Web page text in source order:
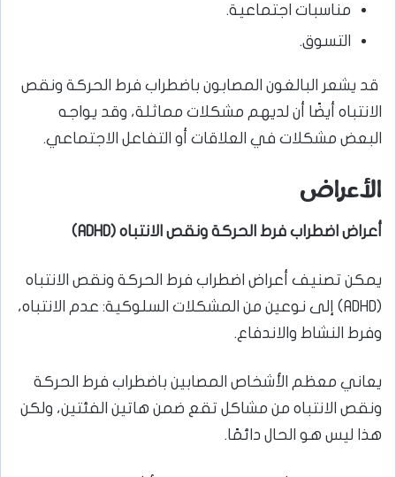
مناسبات اجتماعية.
التسوق.
قد يشعر البالغون المصابون باضطراب فرط الحركة ونقص
الانتباه أيضًا أن لديهم مشكلات مماثلة، وقد يواجه
البعض مشكلات في العلاقات أو التفاعل الاجتماعي.
الأعراض
أعراض اضطراب فرط الحركة ونقص الانتباه (ADHD
)
يمكن تصنيف أعراض اضطراب فرط الحركة ونقص الانتباه
(ADHD) إلى نوعين من المشكلات السلوكية: عدم الانتباه،
وفرط النشاط والاندفاع.
يعاني معظم الأشخاص المصابين باضطراب فرط الحركة
ونقص الانتباه من مشاكل تقع ضمن هاتين الفئتين، ولكن
هذا ليس هو الحال دائمًا.